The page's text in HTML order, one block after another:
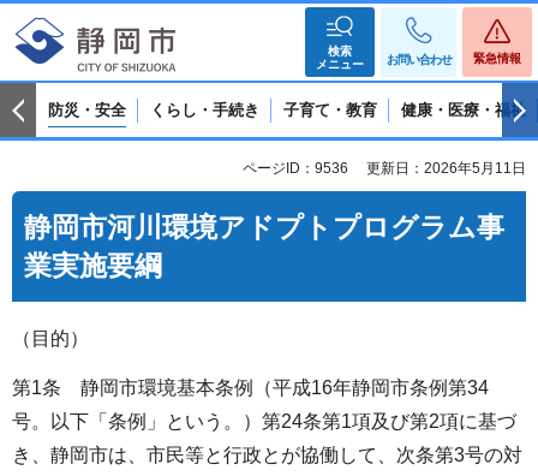
検索
メニュー
お問い合わせ 緊急情報
防災・安全 くらし・手続き 子育て・教育 健康・医療・福祉
ページID：9536 更新日：2026年5月11日
静岡市河川環境アドプトプログラム事
業実施要綱
（目的）
第1条 静岡市環境基本条例（平成16年静岡市条例第34
号。以下「条例」という。）第24条第1項及び第2項に基づ
き、静岡市は、市民等と行政とが協働して、次条第3号の対